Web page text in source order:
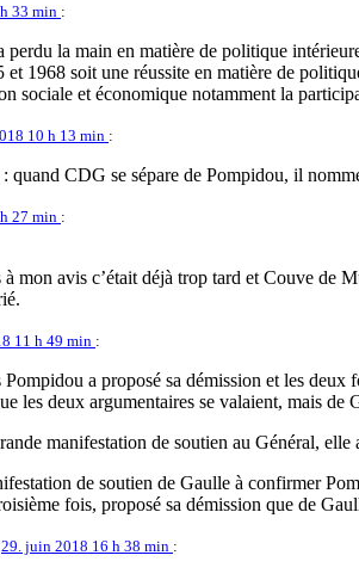
33 min :
la main en matière de politique
et 1968 soit une réussite en matière de
sociale et économique notamment la
10 h 13 min :
quand CDG se sépare de Pompidou, il
27 min :
mon avis c’était déjà trop tard et Couve de
11 h 49 min :
a proposé sa démission et les
les deux argumentaires se valaient, mais de
manifestation de soutien au Général,
de soutien de Gaulle à confirmer
fois, proposé sa démission que de
29. juin 2018 16 h 38 min :